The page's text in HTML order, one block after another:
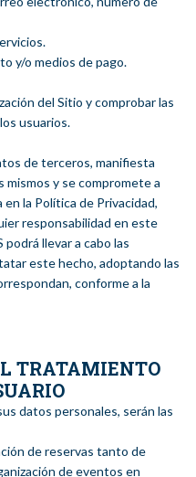
y/o medios de pago.
del Sitio y comprobar las
usuarios.
de terceros, manifiesta
y se compromete a
la Política de Privacidad,
responsabilidad en este
llevar a cabo las
este hecho, adoptando las
conforme a la
TRATAMIENTO
datos personales, serán las
de reservas tanto de
de eventos en